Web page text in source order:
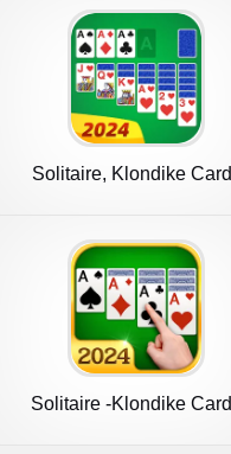
Solitaire, Klondike Card
Solitaire -Klondike Card